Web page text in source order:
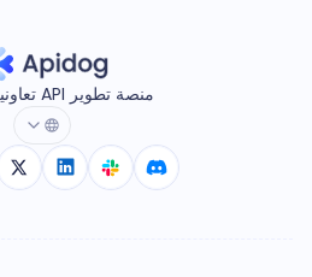
منصة تطوير API تعاونية متكاملة